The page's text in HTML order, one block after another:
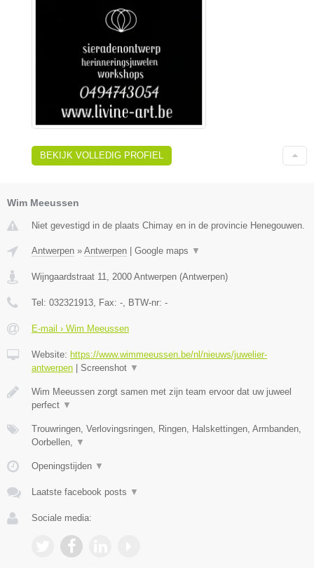
BEKIJK VOLLEDIG PROFIEL
Wim Meeussen
Niet gevestigd in de plaats Chimay en in de provincie Henegouwen.
Antwerpen » Antwerpen | Google maps ▼
Wijngaardstraat 11 2000 Antwerpen (Antwerpen)
Tel: 032321913 , Fax: - , BTW-nr: -
E-mail › Wim Meeussen
Website: https://www.wimmeeussen.be/nl/nieuws/juwelier-
antwerpen | Screenshot ▼
Wim Meeussen zorgt samen met zijn team ervoor dat uw juweel
perfect ▼
Trouwringen, Verlovingsringen, Ringen, Halskettingen, Armbanden,
Oorbellen,
▼
Openingstijden ▼
Laatste facebook posts ▼
Sociale media: